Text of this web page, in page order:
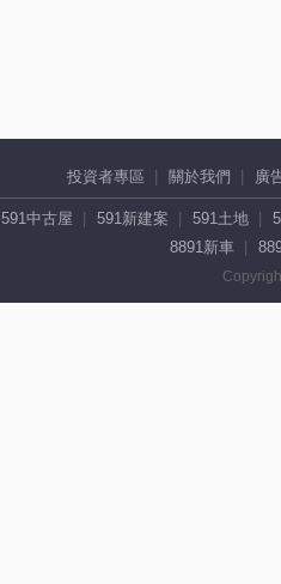
投資者專區 關於我們 廣
591中古屋 591新建案 591土地
8891新車